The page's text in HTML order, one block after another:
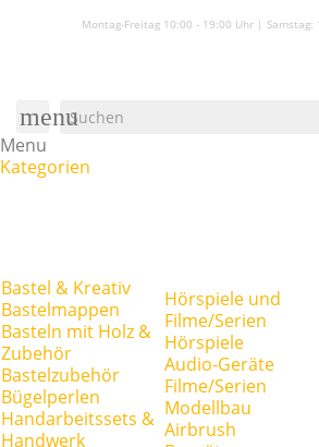
Montag-Freitag 10:00 - 19:00 Uhr | Samstag:
menu
Menu
Kategorien
Bastel & Kreativ
Bastelmappen
Basteln mit Holz &
Zubehör
Bastelzubehör
Bügelperlen
Handarbeitssets &
Handwerk
Hörspiele und
Filme/Serien
Hörspiele
Audio-Geräte
Filme/Serien
Modellbau
Airbrush